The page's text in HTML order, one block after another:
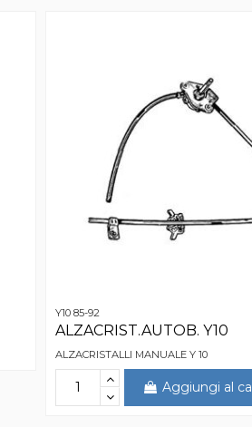
Y10 85-92
ALZACRIST.AUTOB. Y10
ALZACRISTALLI MANUALE Y 10
Aggiungi al